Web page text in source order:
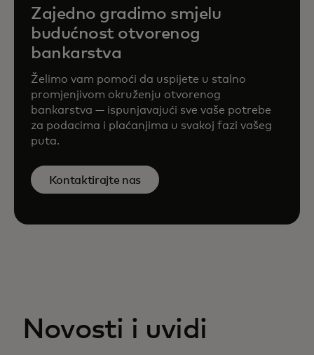
Zajedno gradimo smjelu
budućnost otvorenog
bankarstva
Želimo vam pomoći da uspijete u stalno
promjenjivom okruženju otvorenog
bankarstva — ispunjavajući sve vaše potrebe
za podacima i plaćanjima u svakoj fazi vašeg
puta.
Kontaktirajte nas
Novosti i uvidi